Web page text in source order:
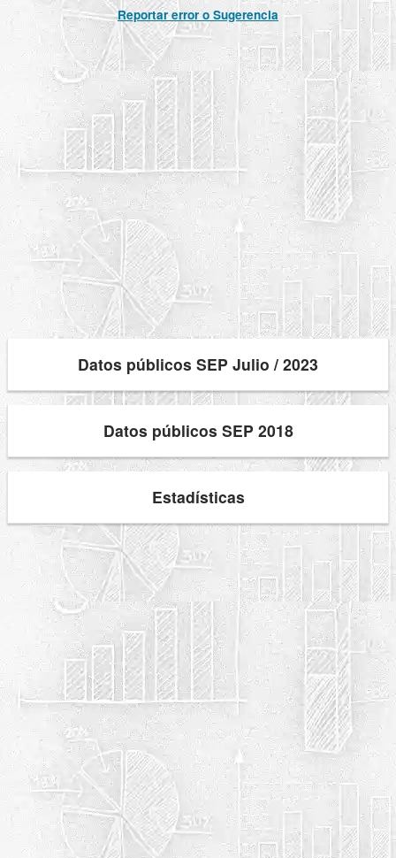
Reportar error o Sugerencia
Datos públicos SEP Julio / 2023
Datos públicos SEP 2018
Estadísticas